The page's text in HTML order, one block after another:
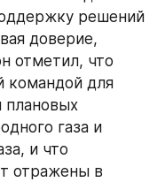
решений
доверие,
отметил, что
командой для
плановых
газа и
и что
отражены в